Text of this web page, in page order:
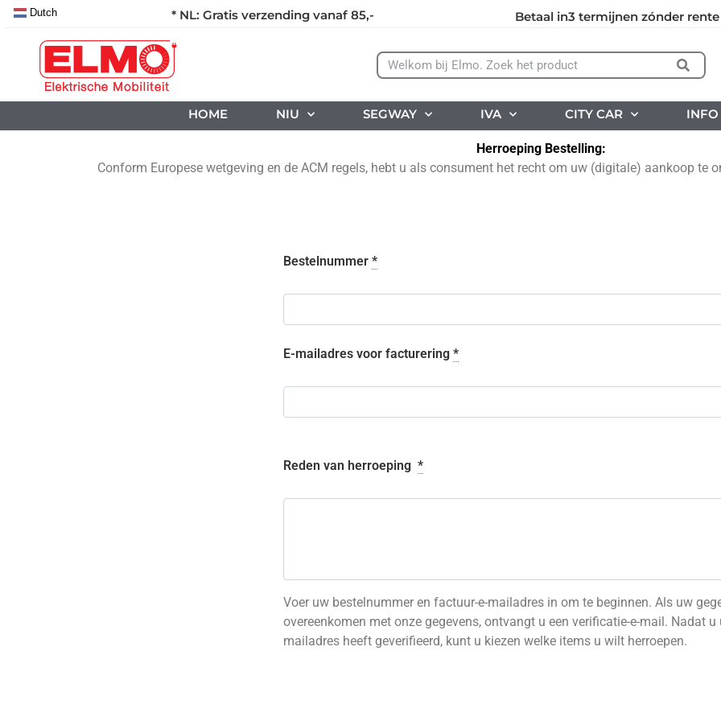
* NL: Gratis verzending vanaf 85,- Betaal in3 termijnen zónder
Dutch
HOME NIU SEGWAY IVA CITY CAR INFO
Herroeping Bestelling:
Conform Europese wetgeving en de ACM regels, hebt u als consument het recht om uw (digitale) aankoop te
Bestelnummer *
E-mailadres voor facturering *
Reden van herroeping *
Voer uw bestelnummer en factuur-e-mailadres in om te beginnen. Als uw
overeenkomen met onze gegevens, ontvangt u een verificatie-e-mail. Nadat u
mailadres heeft geverifieerd, kunt u kiezen welke items u wilt herroepen.